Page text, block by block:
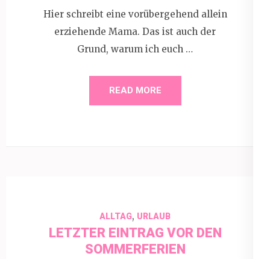
Hier schreibt eine vorübergehend allein
erziehende Mama. Das ist auch der
Grund, warum ich euch …
READ MORE
ALLTAG, URLAUB
LETZTER EINTRAG VOR DEN
SOMMERFERIEN